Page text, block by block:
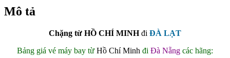
số
lượng
Mô tả
Chặng từ HỒ CHÍ MINHđi ĐÀ LẠT
Bảng giá vé máy bay từ Hồ Chí Minh đi Đà Nẵng các hãng: